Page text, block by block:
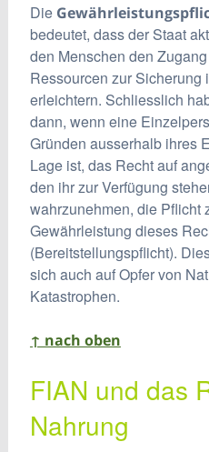
Die
bedeutet, dass der Staat
den Menschen den
Ressourcen zur Sicherung
erleichtern. Schliesslich
dann, wenn eine
Gründen ausserhalb ihres
Lage ist, das Recht auf
den ihr zur Verfügung
wahrzunehmen, die Pflicht
Gewährleistung dieses
(Bereitstellungspflicht).
sich auch auf Opfer von
Katastrophen.
↑ nach oben
FIAN und das
Nahrung